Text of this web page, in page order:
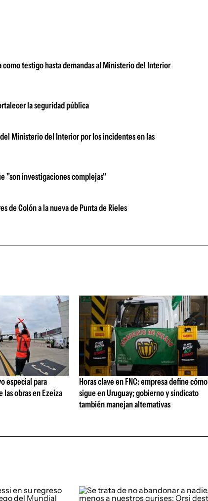
como testigo hasta demandas al Ministerio del Interior
la seguridad pública
Ministerio del Interior por los incidentes en las
"son investigaciones complejas"
de Colón a la nueva de Punta de Rieles
especial para
obras en Ezeiza
Horas clave en FNC: empresa define cómo
sigue en Uruguay; gobierno y sindicato
también manejan alternativas